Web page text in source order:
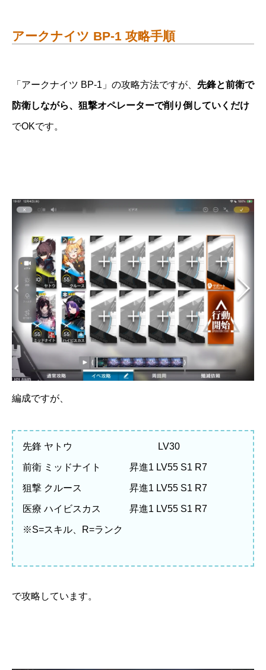
アークナイツ BP-1 攻略手順
「アークナイツ BP-1」の攻略方法ですが、 先鋒と前衛で
防衛しながら、狙撃オペレーターで削り倒していくだけ
でOKです。
編成ですが、
先鋒 ヤトウ LV30
前衛 ミッドナイト 昇進1 LV55 S1 R7
狙撃 クルース 昇進1 LV55 S1 R7
医療 ハイビスカス 昇進1 LV55 S1 R7
※S=スキル、R=ランク
で攻略しています。